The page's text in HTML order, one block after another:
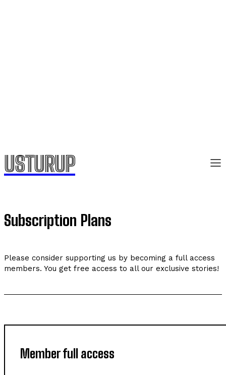
USTURUP
Subscription Plans
Please consider supporting us by becoming a full access
members. You get free access to all our exclusive stories!
Member full access